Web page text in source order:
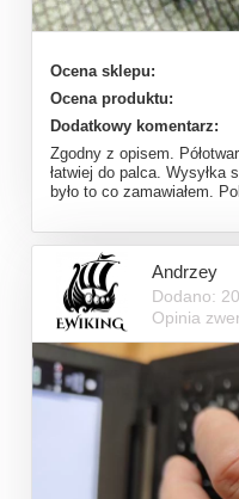
Ocena sklepu:
Ocena produktu:
Dodatkowy komentarz:
Zgodny z opisem.
łatwiej do palca. Wysyłka
było to co zamawiałem.
Andrzey
Dodano:
Opinia